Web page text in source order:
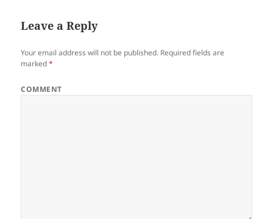
Leave a Reply
Your email address will not be published. Required fields are
marked*
COMMENT